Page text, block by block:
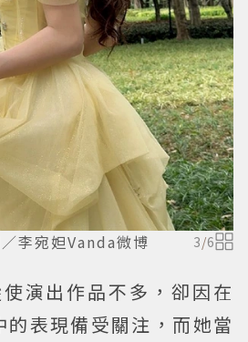
李宛妲Vanda微博 3/6
演出作品不多，卻因在
表現備受關注，而她當